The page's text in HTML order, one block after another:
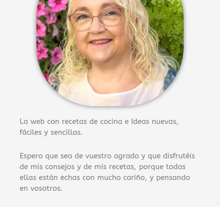
La web con recetas de cocina e Ideas nuevas,
fáciles y sencillas.
Espero que sea de vuestro agrado y que disfrutéis
de mis consejos y de mis recetas, porque todas
ellas están echas con mucho cariño, y pensando
en vosotros.